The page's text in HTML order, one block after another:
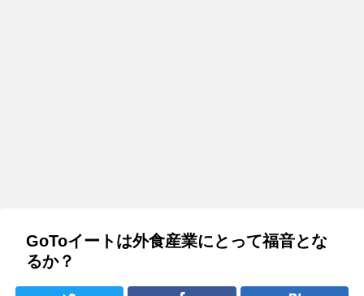
GoToイートは外食産業にとって福音とな
るか？